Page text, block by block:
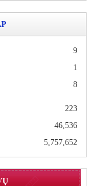
9
1
8
223
46,536
5,757,652